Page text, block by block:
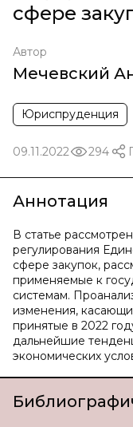
сфере
Автор
Мечевский
Юриспруденция
09.11.2022 294
Аннотация
В статье
регулирования
сфере закупок,
применяемые к
системам.
изменения,
принятые в 2022
дальнейшие
экономических